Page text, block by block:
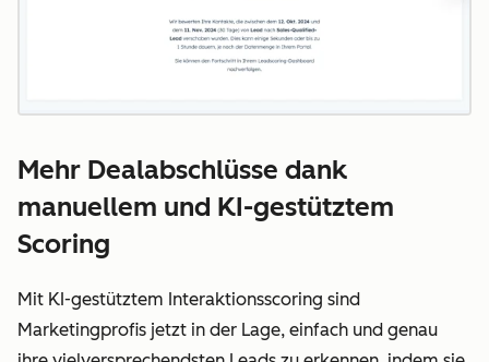
Mehr Dealabschlüsse dank
manuellem und KI-gestütztem
Scoring
Mit KI-gestütztem Interaktionsscoring sind
Marketingprofis jetzt in der Lage, einfach und genau